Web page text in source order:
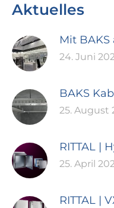
Aktuelles
Mit
24. Juni
BAKS
25. August
RITTAL |
25. April
RITTAL |